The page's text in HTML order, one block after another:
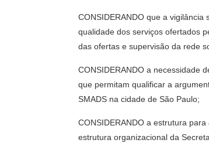
CONSIDERANDO que a
qualidade dos serviços ofertados
das ofertas e supervisão da rede
CONSIDERANDO a necessidade
que permitam qualificar a
SMADS na cidade de São Paulo;
CONSIDERANDO a estrutura
estrutura organizacional da